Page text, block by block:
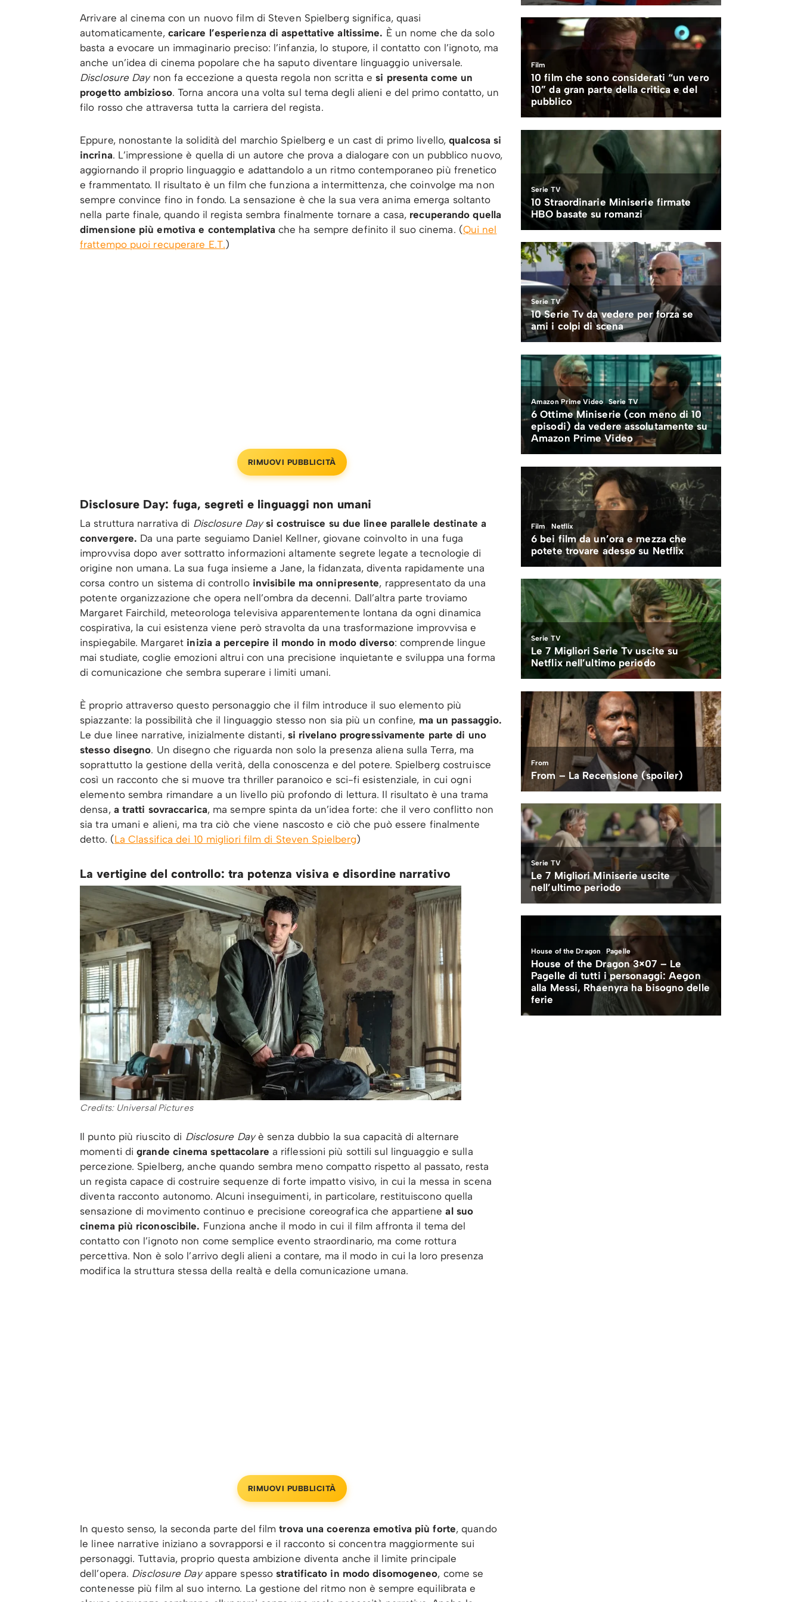
Arrivare al cinema con un nuovo film di Steven Spielberg significa, quasi
automaticamente,caricare l’esperienza di aspettative altissime. È un nome che da solo
basta a evocare un immaginario preciso: l’infanzia, lo stupore, il contatto con l’ignoto, ma
anche un’idea di cinema popolare che ha saputo diventare linguaggio universale.
Disclosure Daynon fa eccezione a questa regola non scritta e si presenta come un
progetto ambizioso. Torna ancora una volta sul tema degli alieni e del primo contatto, un
filo rosso che attraversa tutta la carriera del regista.
Eppure, nonostante la solidità del marchio Spielberg e un cast di primo livello,qualcosa si
incrina. L’impressione è quella di un autore che prova a dialogare con un pubblico nuovo,
aggiornando il proprio linguaggio e adattandolo a un ritmo contemporaneo più frenetico
e frammentato. Il risultato è un film che funziona a intermittenza, che coinvolge ma non
sempre convince fino in fondo. La sensazione è che la sua vera anima emerga soltanto
nella parte finale, quando il regista sembra finalmente tornare a casa, recuperando quella
dimensione più emotiva e contemplativa che ha sempre definito il suo cinema. (Qui nel
frattempo puoi recuperare E.T.)
RIMUOVI PUBBLICITÀ
Disclosure Day: fuga, segreti e linguaggi non umani
La struttura narrativa di Disclosure Day si costruisce su due linee parallele destinate a
convergere. Da una parte seguiamo Daniel Kellner, giovane coinvolto in una fuga
improvvisa dopo aver sottratto informazioni altamente segrete legate a tecnologie di
origine non umana. La sua fuga insieme a Jane, la fidanzata, diventa rapidamente una
corsa contro un sistema di controllo invisibile ma onnipresente, rappresentato da una
potente organizzazione che opera nell’ombra da decenni. Dall’altra parte troviamo
Margaret Fairchild, meteorologa televisiva apparentemente lontana da ogni dinamica
cospirativa, la cui esistenza viene però stravolta da una trasformazione improvvisa e
inspiegabile. Margaret inizia a percepire il mondo in modo diverso: comprende lingue
mai studiate, coglie emozioni altrui con una precisione inquietante e sviluppa una forma
di comunicazione che sembra superare i limiti umani.
È proprio attraverso questo personaggio che il film introduce il suo elemento più
spiazzante: la possibilità che il linguaggio stesso non sia più un confine, ma un passaggio.
Le due linee narrative, inizialmente distanti, si rivelano progressivamente parte di uno
stesso disegno. Un disegno che riguarda non solo la presenza aliena sulla Terra, ma
soprattutto la gestione della verità, della conoscenza e del potere. Spielberg costruisce
così un racconto che si muove tra thriller paranoico e sci-fi esistenziale, in cui ogni
elemento sembra rimandare a un livello più profondo di lettura. Il risultato è una trama
densa,a tratti sovraccarica, ma sempre spinta da un’idea forte: che il vero conflitto non
sia tra umani e alieni, ma tra ciò che viene nascosto e ciò che può essere finalmente
detto. (La Classifica dei 10 migliori film di Steven Spielberg)
La vertigine del controllo: tra potenza visiva e disordine narrativo
Credits: Universal Pictures
Il punto più riuscito di Disclosure Dayè senza dubbio la sua capacità di alternare
momenti di grande cinema spettacolare a riflessioni più sottili sul linguaggio e sulla
percezione. Spielberg, anche quando sembra meno compatto rispetto al passato, resta
un regista capace di costruire sequenze di forte impatto visivo, in cui la messa in scena
diventa racconto autonomo. Alcuni inseguimenti, in particolare, restituiscono quella
sensazione di movimento continuo e precisione coreografica che appartieneal suo
cinema più riconoscibile. Funziona anche il modo in cui il film affronta il tema del
contatto con l’ignoto non come semplice evento straordinario, ma come rottura
percettiva. Non è solo l’arrivo degli alieni a contare, ma il modo in cui la loro presenza
modifica la struttura stessa della realtà e della comunicazione umana.
RIMUOVI PUBBLICITÀ
In questo senso, la seconda parte del film trova una coerenza emotiva più forte, quando
le linee narrative iniziano a sovrapporsi e il racconto si concentra maggiormente sui
personaggi. Tuttavia, proprio questa ambizione diventa anche il limite principale
dell’opera. Disclosure Dayappare spessostratificato in modo disomogeneo, come se
contenesse più film al suo interno. La gestione del ritmo non è sempre equilibrata e